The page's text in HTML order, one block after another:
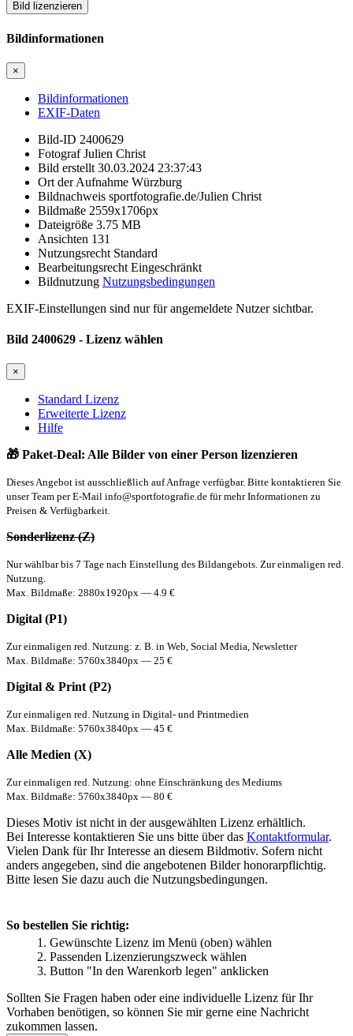
Bild lizenzieren
Bildinformationen
×
Bildinformationen
EXIF-Daten
Bild-ID 2400629
Fotograf Julien Christ
Bild erstellt 30.03.2024 23:37:43
Ort der Aufnahme Würzburg
Bildnachweis sportfotografie.de/Julien Christ
Bildmaße 2559x1706px
Dateigröße 3.75 MB
Ansichten 131
Nutzungsrecht Standard
Bearbeitungsrecht Eingeschränkt
Bildnutzung Nutzungsbedingungen
EXIF-Einstellungen sind nur für angemeldete Nutzer sichtbar.
Bild 2400629 - Lizenz wählen
×
Standard Lizenz
Erweiterte Lizenz
Hilfe
🎁 Paket-Deal: Alle Bilder von einer Person lizenzieren
Dieses Angebot ist ausschließlich auf Anfrage verfügbar. Bitte kontaktieren Sie
unser Team per E-Mail info@sportfotografie.de für mehr Informationen zu
Preisen & Verfügbarkeit.
Sonderlizenz (Z)
Nur wählbar bis 7 Tage nach Einstellung des Bildangebots. Zur einmaligen red.
Nutzung.
Max. Bildmaße: 2880x1920px — 4.9 €
Digital (P1)
Zur einmaligen red. Nutzung: z. B. in Web, Social Media, Newsletter
Max. Bildmaße: 5760x3840px — 25 €
Digital & Print (P2)
Zur einmaligen red. Nutzung in Digital- und Printmedien
Max. Bildmaße: 5760x3840px — 45 €
Alle Medien (X)
Zur einmaligen red. Nutzung: ohne Einschränkung des Mediums
Max. Bildmaße: 5760x3840px — 80 €
Dieses Motiv ist nicht in der ausgewählten Lizenz erhältlich.
Bei Interesse kontaktieren Sie uns bitte über das Kontaktformular.
Vielen Dank für Ihr Interesse an diesem Bildmotiv. Sofern nicht
anders angegeben, sind die angebotenen Bilder honorarpflichtig.
Bitte lesen Sie dazu auch die Nutzungsbedingungen.
So bestellen Sie richtig:
Gewünschte Lizenz im Menü (oben) wählen
Passenden Lizenzierungszweck wählen
Button "In den Warenkorb legen" anklicken
Sollten Sie Fragen haben oder eine individuelle Lizenz für Ihr
Vorhaben benötigen, so können Sie mir gerne eine Nachricht
zukommen lassen.